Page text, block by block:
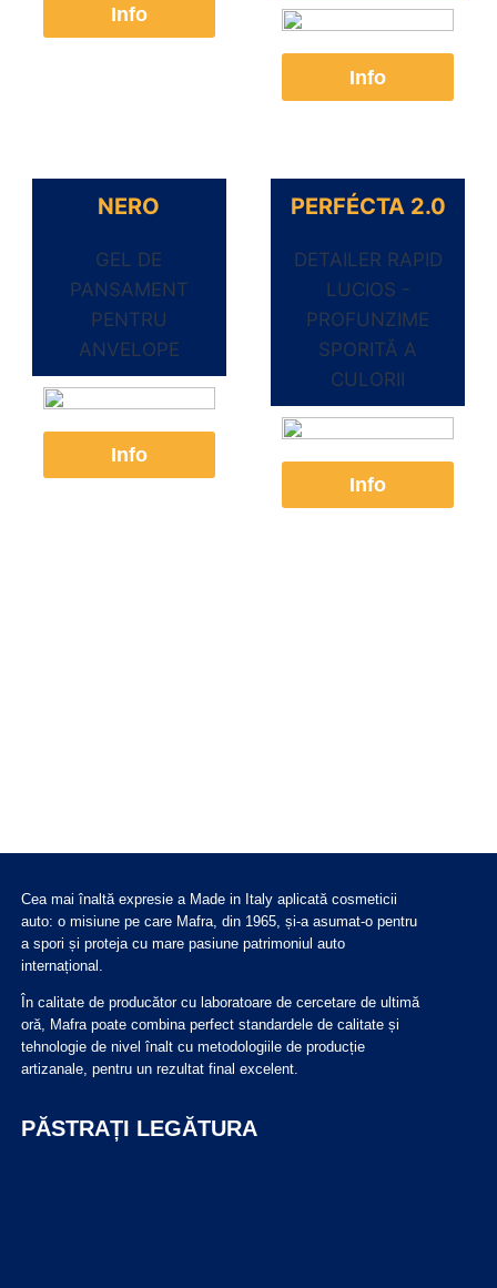
Info
Info
NERO
GEL DE
PANSAMENT
PENTRU
ANVELOPE
Info
PERFÉCTA 2.0
DETAILER RAPID
LUCIOS -
PROFUNZIME
SPORITĂ A
CULORII
Info
Cea mai înaltă expresie a Made in Italy aplicată cosmeticii
auto: o misiune pe care Mafra, din 1965, și-a asumat-o pentru
a spori și proteja cu mare pasiune patrimoniul auto
internațional.
În calitate de producător cu laboratoare de cercetare de ultimă
oră, Mafra poate combina perfect standardele de calitate și
tehnologie de nivel înalt cu metodologiile de producție
artizanale, pentru un rezultat final excelent.
PĂSTRAȚI LEGĂTURA